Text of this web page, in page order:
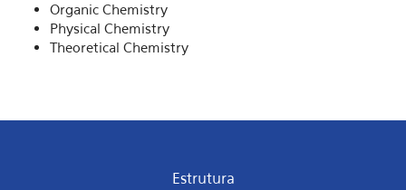
Organic Chemistry
Physical Chemistry
Theoretical Chemistry
Estrutura